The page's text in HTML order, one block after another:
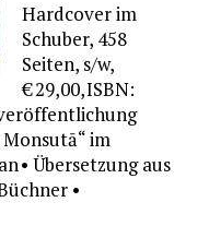
Hardcover im
Schuber, 458
Seiten, s/w,
€ 29,00, ISBN:
im
• Übersetzung aus
•